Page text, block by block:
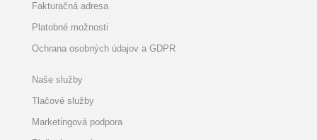
Fakturačná adresa
Platobné možnosti
Ochrana osobných údajov a GDPR
Naše služby
Tlačové služby
Marketingová podpora